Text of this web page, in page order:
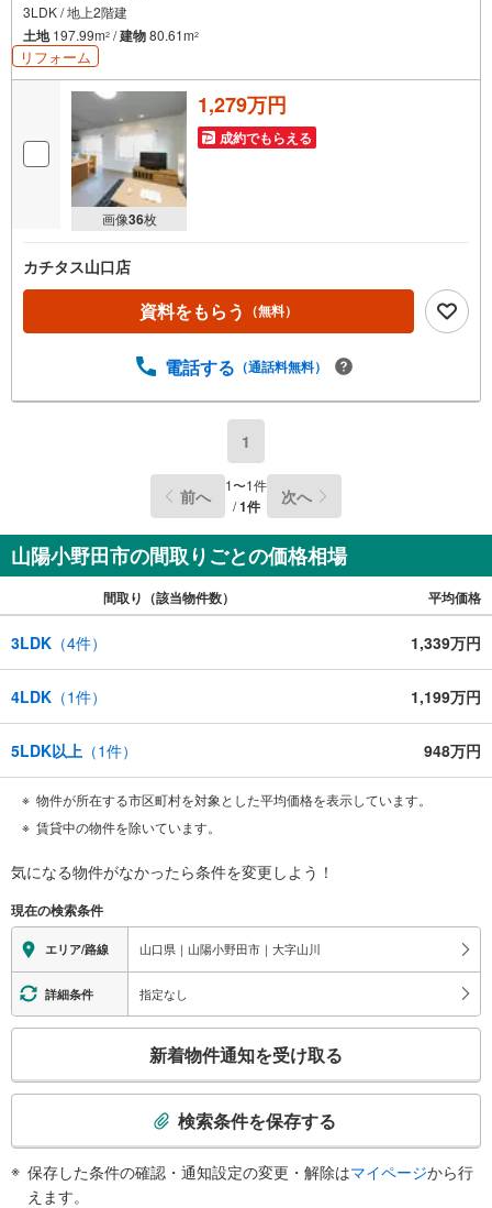
3LDK / 地上2階建
土地197.99m2 /建物80.61m2
リフォーム
画像36枚
1,279万円
成約でもらえる
カチタス山口店
資料をもらう （無料）
電話する （通話料無料）
1
前へ 1〜1件
/1件 次へ
山陽小野田市の間取りごとの価格相場
間取り（該当物件数） 平均価格
3LDK （4件） 1,339万円
4LDK （1件） 1,199万円
5LDK以上 （1件） 948万円
物件が所在する市区町村を対象とした平均価格を表示しています。
賃貸中の物件を除いています。
気になる物件がなかったら条件を変更しよう！
現在の検索条件
エリア/路線 山口県｜山陽小野田市｜大字山川
詳細条件 指定なし
検
新着物件通知を受け取る
検索条件を保存する
保存した条件の確認・通知設定の変更・解除はマイページから行
えます。